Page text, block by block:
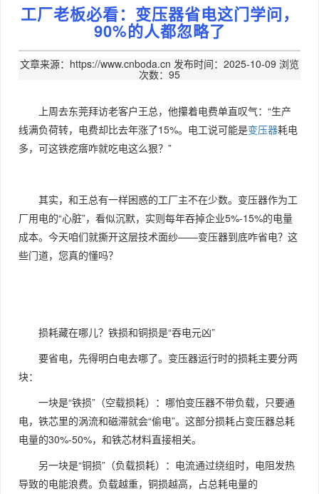
工厂老板必看：变压器省电这门学问，
90%的人都忽略了
文章来源：https://www.cnboda.cn 发布时间：2025-10-09 浏览
次数：95
上周去东莞拜访老客户王总，他攥着电费单直叹气：“生产
线满负荷转，电费却比去年涨了15%。电工说可能是变压器耗电
多，可这铁疙瘩咋就吃电这么狠？”
其实，和王总有一样困惑的工厂主不在少数。变压器作为工
厂用电的“心脏”，看似沉默，实则每年吞掉企业5%-15%的电量
成本。今天咱们就撕开这层技术面纱——变压器到底咋省电？这
些门道，您真的懂吗？
损耗藏在哪儿？铁损和铜损是“吞电元凶”
要省电，先得明白电去哪了。变压器运行时的损耗主要分两
块：
一块是“铁损”（空载损耗）：哪怕变压器不带负载，只要通
电，铁芯里的涡流和磁滞就会“偷电”。这部分损耗占变压器总耗
电量的30%-50%，和铁芯材料直接相关。
另一块是“铜损”（负载损耗）：电流通过绕组时，电阻发热
导致的电能浪费。负载越重，铜损越高，占总耗电量的